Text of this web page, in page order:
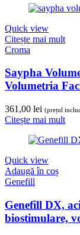
Quick view
Citește mai mult
Croma
Saypha
Volumetria
361,00 lei (prețul
Citește mai mult
Quick view
Adaugă în coș
Genefill
Genefill DX,
biostimulare,